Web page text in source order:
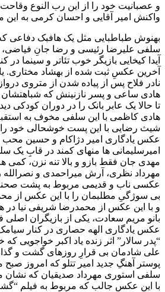
و عصبانیت خود را از این رب النوع
واکنش امیر آقایی و احسان کرمی به این
بهنوش طباطبایی مثل یک هافبک دفاعی
سلفی علیرضا رئیسی و رضا جانِ فیاضی،
آیدا کیخایی بازیگر خوب تئاتر و سینما
آخرین عکسِ ثبت شده از بهشاد مختاری.
نادر فلاح پس از پیاده شدن از متروی
هادی ساعی و پسر نازنینش که شباهتشان
تا حالا یک عابر بانک را در دوران کودکی
هادی کاظمی با این سلفی مخوف به
شیث رضایی با این پست خوشحالی خود را
عکس یادگاری امیر دژاکام و حسین محب
امیرسلیمانی ها منهای کمند در قابِ
مهدی جان فقط بازو و بالا تنه نزن، کمی
مهرداد نظری، آرش میراحمدی و
عکسی ناب و قدیمی مربوط به پشت صحنه
بی سوژگیِ مطلبمان را با این عکس از محمد
و با این عکس از محمدرضا شریفی نیا در
بانو مریم سعادت، یکی از بازیگران
عکس یادگاری الهه حصاری در کنار
“پدر سالار” اثر زنده یاد اکبر
علی شادمان بی قرارِ روزهای گشت و
پوستر آهنگِ جدید امیر تتلو که امروز
سلفی استوری مهرداد صدیقیان که نشان
با این عکس جالب که مربوط به فیلم “گشت ارشاد 2” است، به پایان مطلبِ کم سوژه ی